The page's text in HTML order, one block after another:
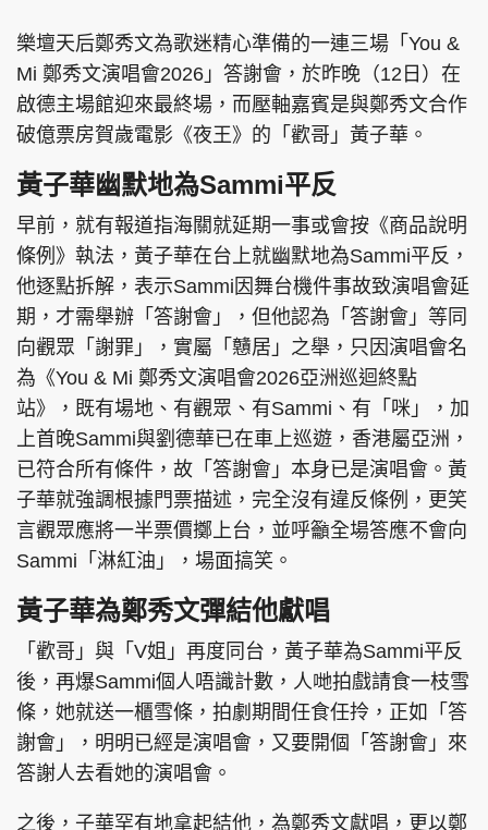
樂壇天后鄭秀文為歌迷精心準備的一連三場「You &
Mi 鄭秀文演唱會2026」答謝會，於昨晚（12日）在
啟德主場館迎來最終場，而壓軸嘉賓是與鄭秀文合作
破億票房賀歲電影《夜王》的「歡哥」黃子華。
黃子華幽默地為Sammi平反
早前，就有報道指海關就延期一事或會按《商品說明
條例》執法，黃子華在台上就幽默地為Sammi平反，
他逐點拆解，表示Sammi因舞台機件事故致演唱會延
期，才需舉辦「答謝會」，但他認為「答謝會」等同
向觀眾「謝罪」，實屬「戇居」之舉，只因演唱會名
為《You & Mi 鄭秀文演唱會2026亞洲巡迴終點
站》，既有場地、有觀眾、有Sammi、有「咪」，加
上首晚Sammi與劉德華已在車上巡遊，香港屬亞洲，
已符合所有條件，故「答謝會」本身已是演唱會。黃
子華就強調根據門票描述，完全沒有違反條例，更笑
言觀眾應將一半票價擲上台，並呼籲全場答應不會向
Sammi「淋紅油」，場面搞笑。
黃子華為鄭秀文彈結他獻唱
「歡哥」與「V姐」再度同台，黃子華為Sammi平反
後，再爆Sammi個人唔識計數，人哋拍戲請食一枝雪
條，她就送一櫃雪條，拍劇期間任食任拎，正如「答
謝會」，明明已經是演唱會，又要開個「答謝會」來
答謝人去看她的演唱會。
之後，子華罕有地拿起結他，為鄭秀文獻唱，更以鄭